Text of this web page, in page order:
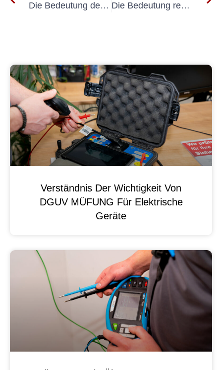
Die Bedeutung der SVLFG-Elektroprüfung für die Gewährleistung der Arbeitssicherheit Die Bedeutung regelmäßiger Geräteprüfungen für die Arbeitssicherheit
Verständnis Der Wichtigkeit Von
DGUV MÜFUNG Für Elektrische
Geräte